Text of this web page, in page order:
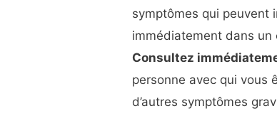
symptômes qui peuvent
immédiatement dans un
Consultez
personne avec qui vous
d’autres symptômes